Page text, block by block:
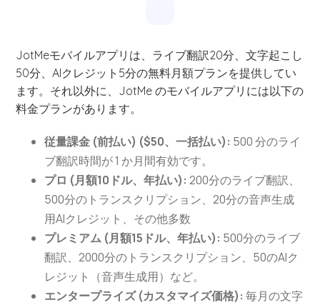
JotMeモバイルアプリは、ライブ翻訳20分、文字起こし
50分、AIクレジット5分の無料月額プランを提供してい
ます。それ以外に、JotMe のモバイルアプリには以下の
料金プランがあります。
従量課金 (前払い) ($50、一括払い): 500 分のライ
ブ翻訳時間が 1 か月間有効です。
プロ (月額10ドル、年払い):200分のライブ翻訳、
500分のトランスクリプション、20分の音声生成
用AIクレジット、その他多数
プレミアム (月額15ドル、年払い): 500分のライブ
翻訳、2000分のトランスクリプション、50のAIク
レジット（音声生成用）など。
エンタープライズ (カスタマイズ価格):毎月の文字